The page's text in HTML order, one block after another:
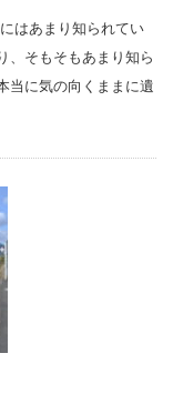
はあまり知られてい
、そもそもあまり知ら
当に気の向くままに遺